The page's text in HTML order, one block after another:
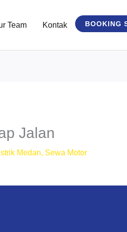
Team Kontak BOOKING
Jalan
Medan, Sewa Motor